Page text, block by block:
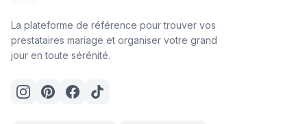
La plateforme de référence pour trouver vos
prestataires mariage et organiser votre grand
jour en toute sérénité.